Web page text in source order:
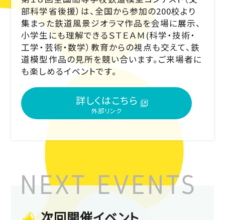
部科学省後援）は、全国から参加の200校より
集まった鉄道風景ジオラマ作品を会場に展示、
小学生にも理解できるＳＴＥＡＭ(科学・技術・
工学・芸術・数学）教育からの視点も交えて、鉄
道模型作品の見所を競い合います。ご来場者に
も楽しめるイベントです。
詳しくはこちら